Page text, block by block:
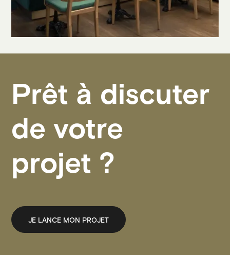
Prêt à discuter
de votre
projet ?
JE LANCE MON PROJET